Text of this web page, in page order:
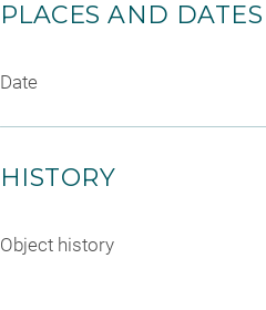
PLACES AND DATES
Date
HISTORY
Object history